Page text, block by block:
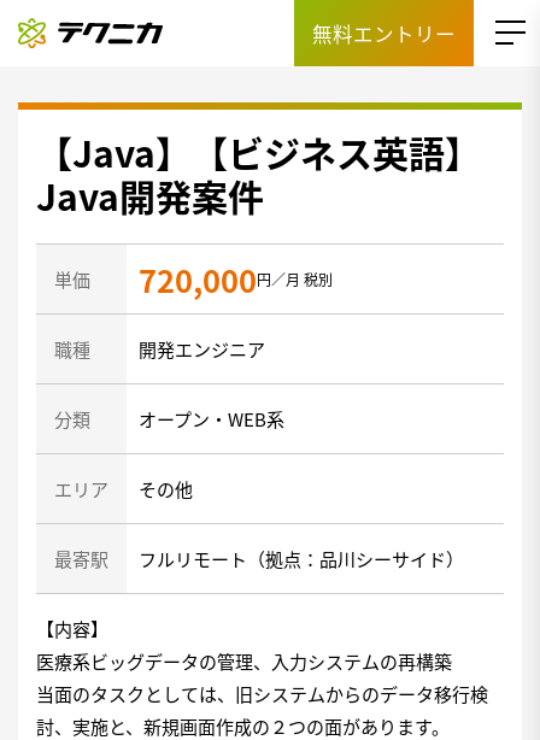
無料エントリー
【Java】【ビジネス英語】
Java開発案件
単価 720,000円／月 税別
職種 開発エンジニア
分類 オープン・WEB系
エリア その他
最寄駅 フルリモート（拠点：品川シーサイド）
【内容】
医療系ビッグデータの管理、入力システムの再構築
当面のタスクとしては、旧システムからのデータ移行検
討、実施と、新規画面作成の２つの面があります。